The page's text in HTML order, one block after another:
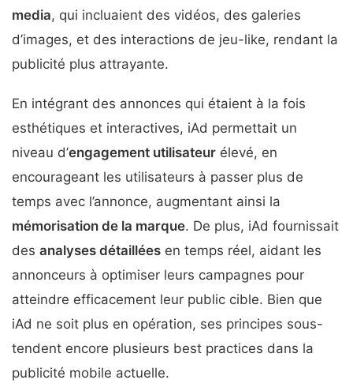
media, qui incluaient des vidéos, des galeries
d’images, et des interactions de jeu-like, rendant la
publicité plus attrayante.
En intégrant des annonces qui étaient à la fois
esthétiques et interactives, iAd permettait un
niveau d’engagement utilisateur élevé, en
encourageant les utilisateurs à passer plus de
temps avec l’annonce, augmentant ainsi la
mémorisation de la marque. De plus, iAd fournissait
des analyses détaillées en temps réel, aidant les
annonceurs à optimiser leurs campagnes pour
atteindre efficacement leur public cible. Bien que
iAd ne soit plus en opération, ses principes sous-
tendent encore plusieurs best practices dans la
publicité mobile actuelle.